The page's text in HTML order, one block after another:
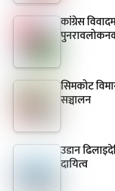
कांग्रेस
सिमकोट
सञ्चालन
उडान
दायित्व